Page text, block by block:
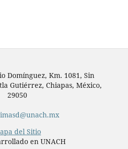
Domínguez, Km. 1081, Sin
Gutiérrez, Chiapas, México,
29050
del Sitio
en UNACH